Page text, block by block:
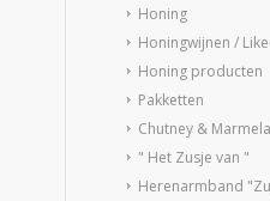
Honing
Honingwijnen /
Honing producten
Pakketten
Chutney &
" Het Zusje van "
Herenarmband